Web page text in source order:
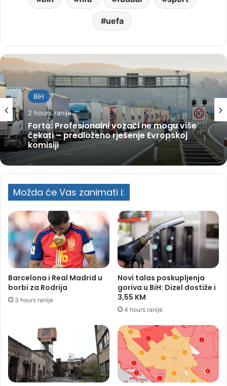
uefa
BiH
2 hours ranije
Forto: Profesionalni vozači ne mogu više
čekati – predloženo rješenje Evropskoj
komisiji
Možda će Vas zanimati i:
Barcelona i Real Madrid u
borbi za Rodrija
3 hours ranije
Novi talas poskupljenja
goriva u BiH: Dizel dostiže i
3,55 KM
4 hours ranije